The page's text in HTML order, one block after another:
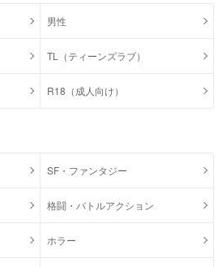
男性
TL（ティーンズラブ）
R18（成人向け）
SF・ファンタジー
格闘・バトルアクション
ホラー